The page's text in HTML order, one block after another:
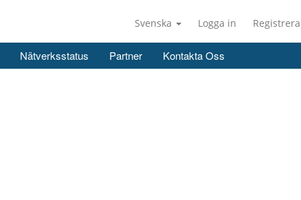
Svenska Logga in Registrera
Nätverksstatus Partner Kontakta Oss